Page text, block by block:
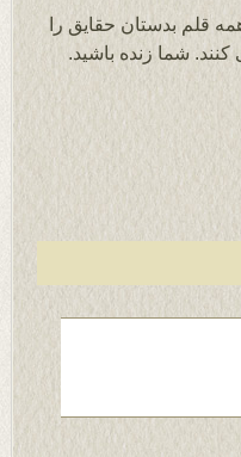
قلم بدستان حقایق را
شما زنده باشید.